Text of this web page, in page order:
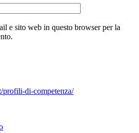
e sito web in questo browser per la